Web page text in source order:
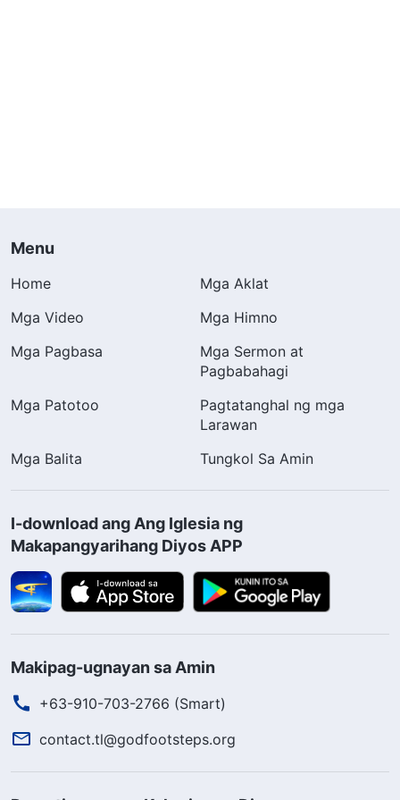
Menu
Home
Mga Aklat
Mga Video
Mga Himno
Mga Pagbasa
Mga Sermon at
Pagbabahagi
Mga Patotoo
Pagtatanghal ng mga
Larawan
Mga Balita
Tungkol Sa Amin
I-download ang Ang Iglesia ng
Makapangyarihang Diyos APP
Makipag-ugnayan sa Amin
+63-910-703-2766 (Smart)
contact.tl@godfootsteps.org